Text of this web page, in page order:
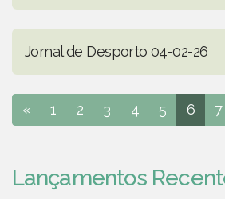
Jornal de Desporto 04-02-26
« 1 2 3 4 5 6 7
Lançamentos